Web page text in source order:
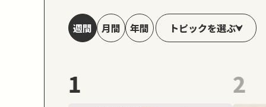
週間 月間 年間 トピックを選ぶ
1 2